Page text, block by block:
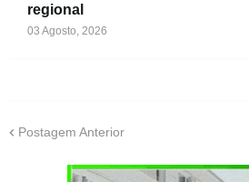
regional
03 Agosto, 2026
Postagem Anterior